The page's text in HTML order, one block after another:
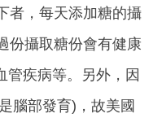
者，每天添加糖的攝
份攝取糖份會有健康
管疾病等。另外，因
腦部發育)，故美國